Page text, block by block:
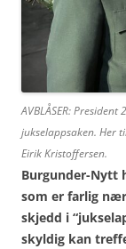
AVBLÅSER:
jukselappsaken. Her
Eirik Kristoffersen.
Burgunder-Nytt
som er farlig
skjedd i
skyldig kan